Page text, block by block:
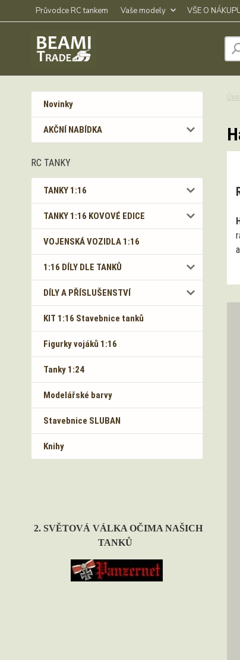
Průvodce RC tankem Vaše modely VŠE O
Novinky
AKČNÍ NABÍDKA
RC TANKY
TANKY 1:16
TANKY 1:16 KOVOVÉ EDICE
VOJENSKÁ VOZIDLA 1:16
1:16 DÍLY DLE TANKŮ
DÍLY A PŘÍSLUŠENSTVÍ
KIT 1:16 Stavebnice tanků
Figurky vojáků 1:16
Tanky 1:24
Modelářské barvy
Stavebnice SLUBAN
Knihy
2. SVĚTOVÁ VÁLKA OČIMA NAŠICH
TANKŮ